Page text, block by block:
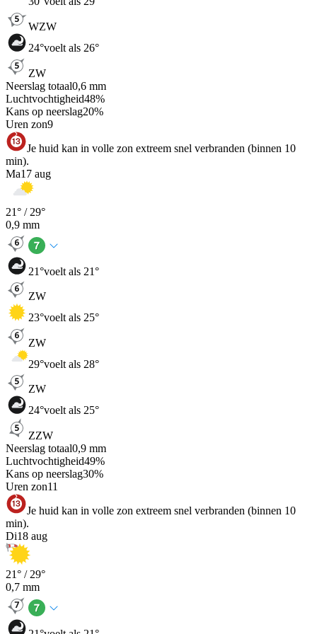
WZW
24°voelt als 26°
ZW
Neerslag totaal0,6 mm
Luchtvochtigheid48%
Kans op neerslag20%
Uren zon9
Je huid kan in volle zon extreem snel verbranden (binnen 10
min).
Ma17 aug
21° / 29°
0,9 mm
21°voelt als 21°
ZW
23°voelt als 25°
ZW
29°voelt als 28°
ZW
24°voelt als 25°
ZZW
Neerslag totaal0,9 mm
Luchtvochtigheid49%
Kans op neerslag30%
Uren zon11
Je huid kan in volle zon extreem snel verbranden (binnen 10
min).
Di18 aug
21° / 29°
0,7 mm